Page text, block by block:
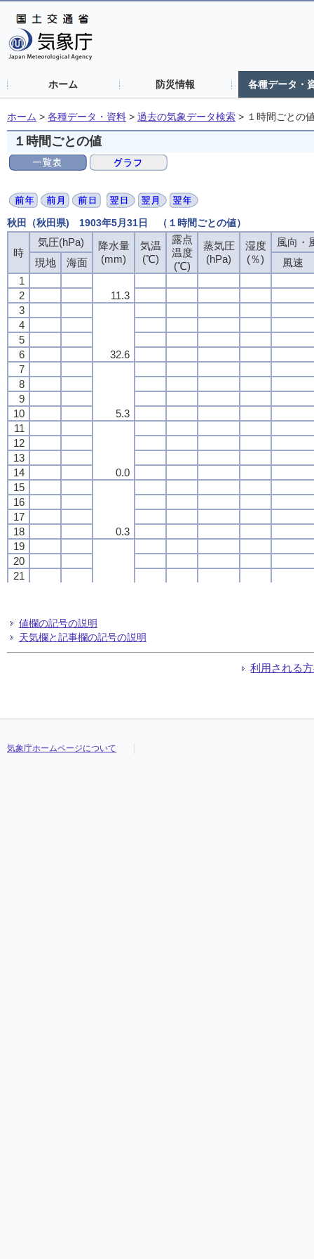
ホーム 防災情報 各種データ・
ホーム > 各種データ・資料 > 過去の気象データ検索 > １時間ごとの
１時間ごとの値
秋田（秋田県) 1903年5月31日 （１時間ごとの値）
時
気圧(hPa)
降水量
(mm)
気温
(℃)
露点
温度
(℃)
蒸気圧
(hPa)
湿度
(％)
風向・
現地
海面
風速
1
11.3
2
3
32.6
4
5
6
7
5.3
8
9
10
11
0.0
12
13
14
15
0.3
16
17
18
19
20
21
24
時
気圧(hPa)
降水量
(mm)
気温
(℃)
露点
温度
(℃)
蒸気圧
(hPa)
湿度
(％)
風向・
現地
海面
風速
1
11.3
2
3
32.6
4
5
6
7
5.3
8
9
10
11
0.0
12
13
14
15
0.3
16
17
18
19
20
21
24
時
気圧(hPa)
降水量
(mm)
気温
(℃)
露点
温度
(℃)
蒸気圧
(hPa)
湿度
(％)
風向・
現地
海面
風速
1
11.3
2
3
32.6
4
5
6
7
5.3
8
9
10
11
0.0
12
13
14
15
0.3
16
17
18
19
20
21
24
時
気圧(hPa)
降水量
(mm)
気温
(℃)
露点
温度
(℃)
蒸気圧
(hPa)
湿度
(％)
風向・
現地
海面
風速
1
11.3
2
3
32.6
4
5
6
7
5.3
8
9
10
11
0.0
12
13
14
15
0.3
16
17
18
19
20
21
24
値欄の記号の説明
天気欄と記事欄の記号の説明
利用される
気象庁ホームページについて